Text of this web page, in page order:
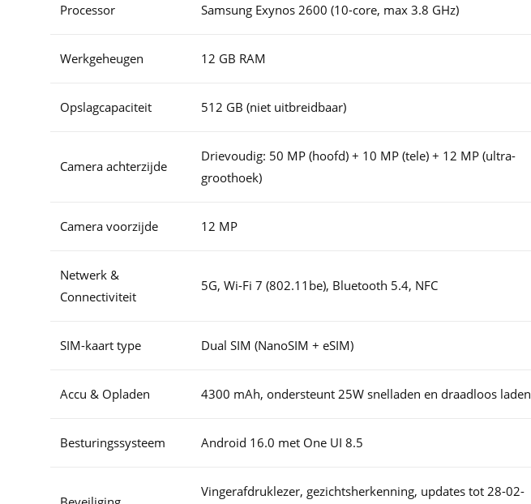
Processor Samsung Exynos 2600 (10-core, max 3.8 GHz)
Werkgeheugen 12 GB RAM
Opslagcapaciteit 512 GB (niet uitbreidbaar)
Camera achterzijde
Drievoudig: 50 MP (hoofd) + 10 MP (tele) + 12 MP (ultra-
groothoek)
Camera voorzijde 12 MP
Netwerk &
Connectiviteit
5G, Wi-Fi 7 (802.11be), Bluetooth 5.4, NFC
SIM-kaart type Dual SIM (NanoSIM + eSIM)
Accu & Opladen 4300 mAh, ondersteunt 25W snelladen en draadloos laden
Besturingssysteem Android 16.0 met One UI 8.5
Vingerafdruklezer, gezichtsherkenning, updates tot 28-02-